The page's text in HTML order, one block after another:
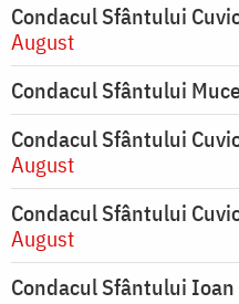
Condacul Sfântului
August
Condacul Sfântului
Condacul Sfântului
August
Condacul Sfântului
August
Condacul Sfântului